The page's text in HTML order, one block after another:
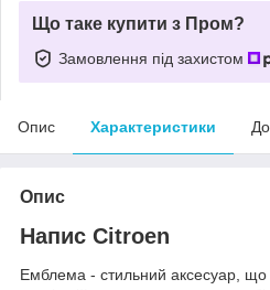
Що таке купити з Пром?
Замовлення під захистом
Опис Характеристики
Опис
Напис Citroen
Емблема - стильний аксесуар, що